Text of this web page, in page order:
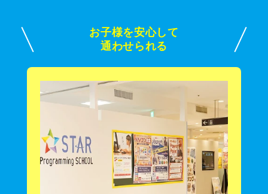
お子様を安心して
通わせられる